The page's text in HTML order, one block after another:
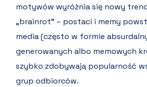
motywów wyróżnia się nowy
„brainrot” – postaci i memy
media (często w formie
generowanych albo memowych
szybko zdobywają popularność
grup odbiorców.